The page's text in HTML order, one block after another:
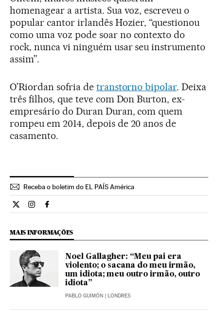
homenagear a artista. Sua voz, escreveu o
popular cantor irlandês Hozier, “questionou
como uma voz pode soar no contexto do
rock, nunca vi ninguém usar seu instrumento
assim”.
O’Riordan sofria de transtorno bipolar. Deixa
três filhos, que teve com Don Burton, ex-
empresário do Duran Duran, com quem
rompeu em 2014, depois de 20 anos de
casamento.
Receba o boletim do EL PAÍS América
Cultura El País Brasil en Twitter
Cultura El País Brasil en Instagram
Cultura El País Brasil en Facebook
MAIS INFORMAÇÕES
Noel Gallagher: “Meu pai era
violento; o sacana do meu irmão,
um idiota; meu outro irmão, outro
idiota”
PABLO GUIMÓN | LONDRES